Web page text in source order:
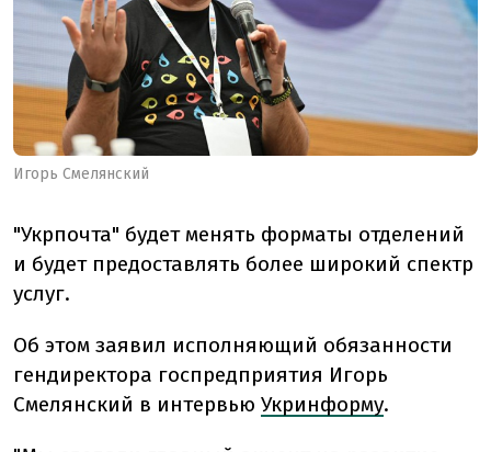
Игорь Смелянский
"Укрпочта" будет менять форматы отделений
и будет предоставлять более широкий спектр
услуг.
Об этом заявил исполняющий обязанности
гендиректора госпредприятия Игорь
Смелянский в интервью Укринформу.